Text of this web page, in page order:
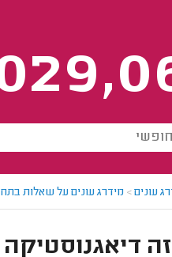
עונים> מידרג עונים על שאלות